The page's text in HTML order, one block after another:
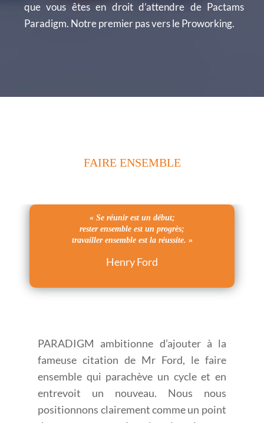
que vous êtes en droit d’attendre de Pactams
Paradigm. Notre premier pas vers le Proworking.
FAIRE ENSEMBLE
« Se réunir est un début;
rester ensemble est un progrès;
travailler ensemble est la réussite. »
Henry Ford
PARADIGM ambitionne d’ajouter à la
fameuse citation de Mr Ford, le faire
ensemble qui parachève un cycle et en
entrevoit un nouveau. Nous nous
positionnons clairement comme un point